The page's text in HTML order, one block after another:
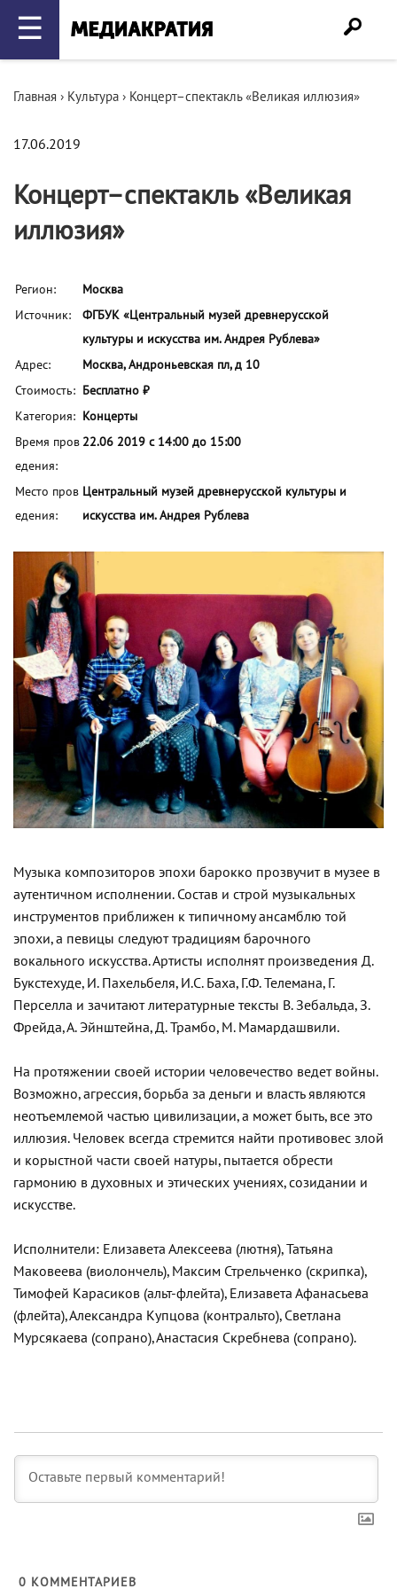
☰
Главная › Культура › Концерт–спектакль «Великая иллюзия»
17.06.2019
Концерт–спектакль «Великая
иллюзия»
Регион:
Москва
Источник:
ФГБУК «Центральный музей древнерусской
культуры и искусства им. Андрея Рублева»
Адрес:
Москва, Андроньевская пл, д 10
Стоимость: Бесплатно ₽
Категория: Концерты
Время пров
едения:
22.06 2019 с 14:00 до 15:00
Место пров
едения:
Центральный музей древнерусской культуры и
искусства им. Андрея Рублева
Музыка композиторов эпохи барокко прозвучит в музее в
аутентичном исполнении. Состав и строй музыкальных
инструментов приближен к типичному ансамблю той
эпохи, а певицы следуют традициям барочного
вокального искусства. Артисты исполнят произведения Д.
Букстехуде, И. Пахельбеля, И.С. Баха, Г.Ф. Телемана, Г.
Перселла и зачитают литературные тексты В. Зебальда, З.
Фрейда, А. Эйнштейна, Д. Трамбо, М. Мамардашвили.
На протяжении своей истории человечество ведет войны.
Возможно, агрессия, борьба за деньги и власть являются
неотъемлемой частью цивилизации, а может быть, все это
иллюзия. Человек всегда стремится найти противовес злой
и корыстной части своей натуры, пытается обрести
гармонию в духовных и этических учениях, созидании и
искусстве.
Исполнители: Елизавета Алексеева (лютня), Татьяна
Маковеева (виолончель), Максим Стрельченко (скрипка),
Тимофей Карасиков (альт-флейта), Елизавета Афанасьева
(флейта), Александра Купцова (контральто), Светлана
Мурсякаева (сопрано), Анастасия Скребнева (сопрано).
0 КОММЕНТАРИЕВ